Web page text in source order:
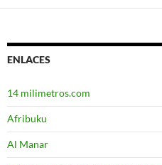
ENLACES
14 milimetros.com
Afribuku
Al Manar